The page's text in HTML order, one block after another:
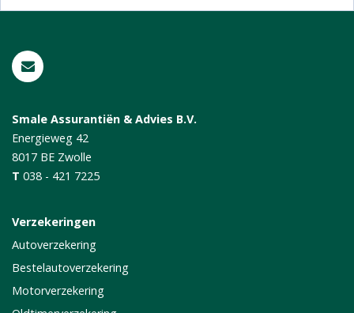
Smale Assurantiën & Advies B.V.
Energieweg 42
8017 BE Zwolle
T 038 - 421 7225
Verzekeringen
Autoverzekering
Bestelautoverzekering
Motorverzekering